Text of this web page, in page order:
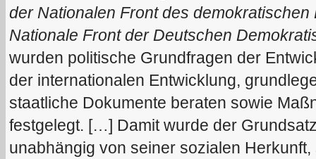
der Nationalen Front des
Nationale Front der Deutschen
wurden politische Grundfragen der
der internationalen Entwicklung,
staatliche Dokumente beraten sowie
festgelegt. […] Damit wurde der
unabhängig von seiner sozialen